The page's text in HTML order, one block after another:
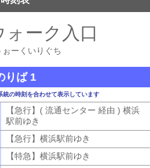
ォーク入口
ーくいりぐち
りば 1
の時刻を合わせて表示しています
【急行】( 流通センター 経由 ) 横浜
駅前ゆき
【急行】横浜駅前ゆき
【特急】横浜駅前ゆき